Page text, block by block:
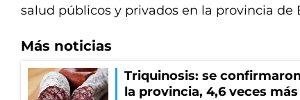
salud públicos y privados en la provincia de
Más noticias
Triquinosis: se
la provincia, 4,6 veces